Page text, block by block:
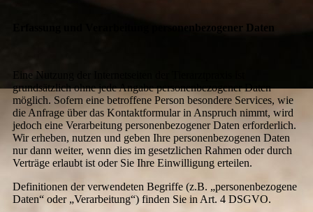
Erfassung und Verarbeitung personenbezogener Daten
Eine Nutzung der Internetseiten der Tierarztpraxis ist
grundsätzlich ohne jede Angabe personenbezogener Daten
möglich. Sofern eine betroffene Person besondere Services, wie
die Anfrage über das Kontaktformular in Anspruch nimmt, wird
jedoch eine Verarbeitung personenbezogener Daten erforderlich.
Wir erheben, nutzen und geben Ihre personenbezogenen Daten
nur dann weiter, wenn dies im gesetzlichen Rahmen oder durch
Verträge erlaubt ist oder Sie Ihre Einwilligung erteilen.
Definitionen der verwendeten Begriffe (z.B. „personenbezogene
Daten“ oder „Verarbeitung“) finden Sie in Art. 4 DSGVO.